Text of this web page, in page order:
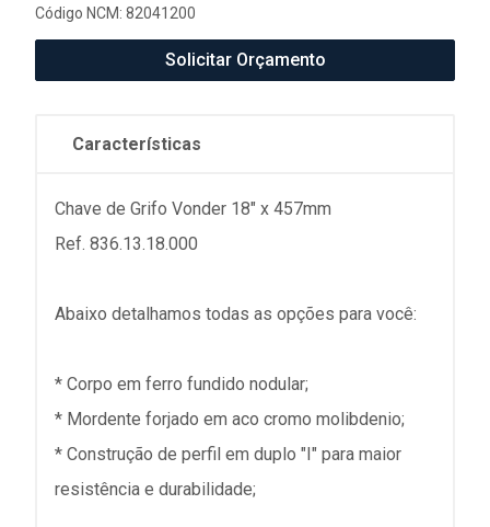
Código NCM: 82041200
Solicitar Orçamento
Características
Chave de Grifo Vonder 18" x 457mm
Ref. 836.13.18.000
Abaixo detalhamos todas as opções para você:
* Corpo em ferro fundido nodular;
* Mordente forjado em aco cromo molibdenio;
* Construção de perfil em duplo "I" para maior
resistência e durabilidade;